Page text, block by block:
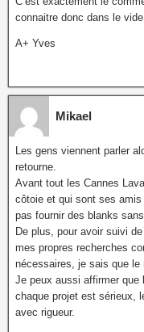
connaitre donc dans le
A+ Yves
Mikael
Les gens viennent parler
retourne.
Avant tout les Cannes
côtoie et qui sont ses
pas fournir des blanks
De plus, pour avoir suivi
mes propres recherches
nécessaires, je sais que
Je peux aussi affirmer que
chaque projet est sérieux,
avec rigueur.